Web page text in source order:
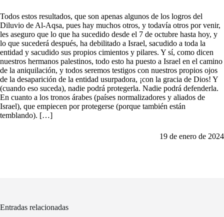
Todos estos resultados, que son apenas algunos de los logros del
Diluvio de Al-Aqsa, pues hay muchos otros, y todavía otros por venir,
les aseguro que lo que ha sucedido desde el 7 de octubre hasta hoy, y
lo que sucederá después, ha debilitado a Israel, sacudido a toda la
entidad y sacudido sus propios cimientos y pilares. Y sí, como dicen
nuestros hermanos palestinos, todo esto ha puesto a Israel en el camino
de la aniquilación, y todos seremos testigos con nuestros propios ojos
de la desaparición de la entidad usurpadora, ¡con la gracia de Dios! Y
(cuando eso suceda), nadie podrá protegerla. Nadie podrá defenderla.
En cuanto a los tronos árabes (países normalizadores y aliados de
Israel), que empiecen por protegerse (porque también están
temblando). […]
19 de enero de 2024
Entradas relacionadas